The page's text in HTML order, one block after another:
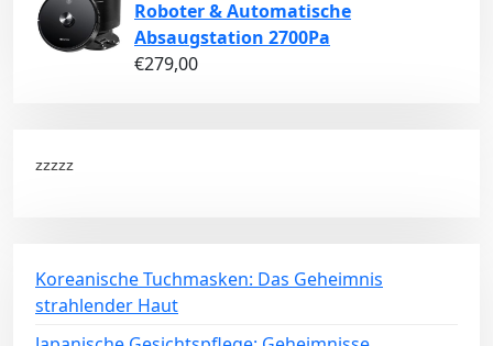
Roboter & Automatische
Absaugstation 2700Pa
€279,00
zzzzz
Koreanische Tuchmasken: Das Geheimnis
strahlender Haut